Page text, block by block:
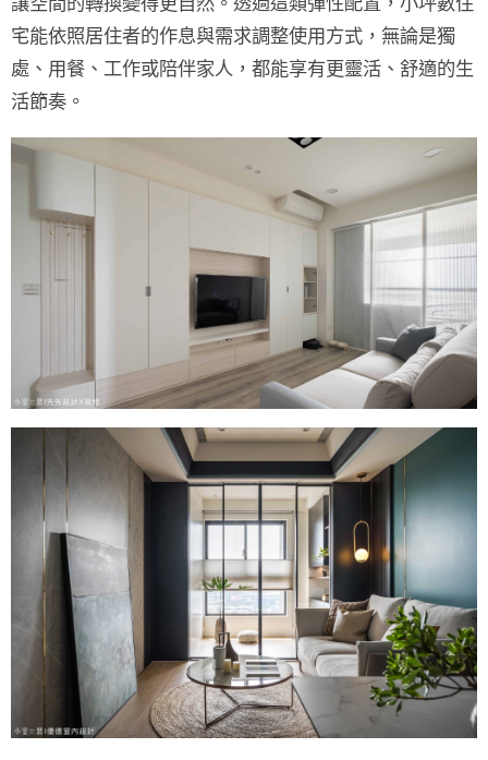
宅能依照居住者的作息與需求調整使用方式，無論是獨
處、用餐、工作或陪伴家人，都能享有更靈活、舒適的生
活節奏。